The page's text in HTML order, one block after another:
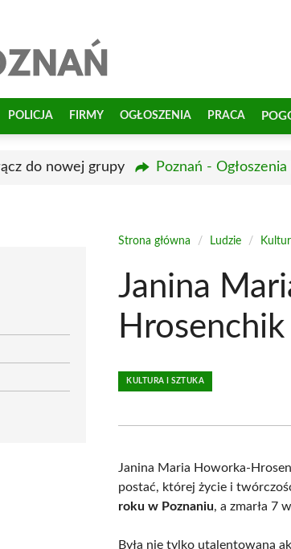
POLICJA FIRMY OGŁOSZENIA PRACA
do nowej grupy Poznań -
Strona główna / Ludzie /
Janina
Hrosenchik
KULTURA I SZTUKA
Janina Maria Howorka-
postać, której życie i
roku w Poznaniu, a zmarła 7
Była nie tylko utalentowaną